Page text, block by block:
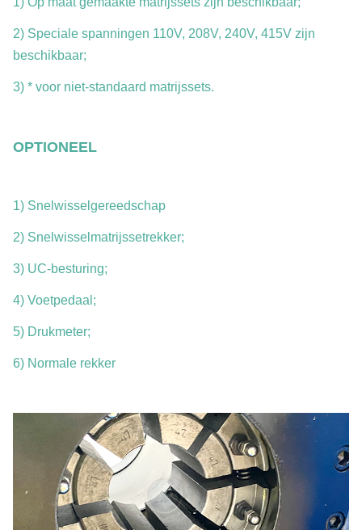
2) Speciale spanningen 110V, 208V, 240V, 415V zijn
beschikbaar;
3) * voor niet-standaard matrijssets.
OPTIONEEL
1) Snelwisselgereedschap
2) Snelwisselmatrijssetrekker;
3) UC-besturing;
4) Voetpedaal;
5) Drukmeter;
6) Normale rekker